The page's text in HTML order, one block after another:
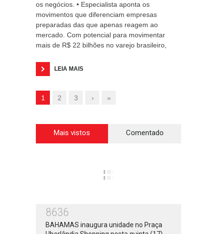
os negócios. • Especialista aponta os
movimentos que diferenciam empresas
preparadas das que apenas reagem ao
mercado. Com potencial para movimentar
mais de R$ 22 bilhões no varejo brasileiro,
LEIA MAIS
1 2 3 › »
Mais vistos Comentado
8636
BAHAMAS inaugura unidade no Praça